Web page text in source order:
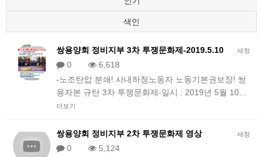
색인
새창
쌍용양회 정비지부 3차 투쟁문화제-2019.5.10
0
6,618
-노조탄압 분쇄! 사내하청노동자 노동기본권보장! 쌍
용자본 규탄 3차 투쟁문화제-일시 : 2019년 5월 10…
더보기
새창
쌍용양회 정비지부 2차 투쟁문화제 영상
0
5,124